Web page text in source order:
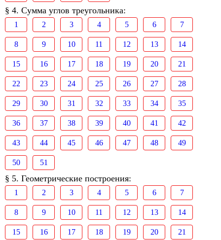
§ 4. Сумма углов треугольника:
1 2 3 4 5 6 7
8 9 10 11 12 13 14
15 16 17 18 19 20 21
22 23 24 25 26 27 28
29 30 31 32 33 34 35
36 37 38 39 40 41 42
43 44 45 46 47 48 49
50 51
§ 5. Геометрические построения:
1 2 3 4 5 6 7
8 9 10 11 12 13 14
15 16 17 18 19 20 21